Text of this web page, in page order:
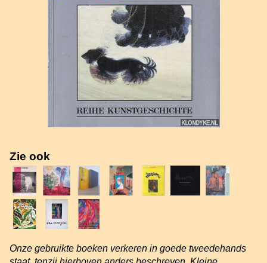
Zie ook
Onze gebruikte boeken verkeren in goede tweedehands